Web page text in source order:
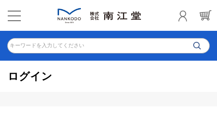
キーワードを入力してください
ログイン